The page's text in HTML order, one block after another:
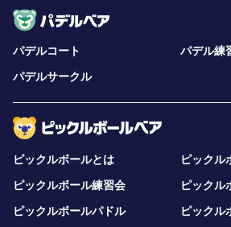
パデルコート
パデル練
パデルサークル
ピックルボールとは
ピックル
ピックルボール練習会
ピックル
ピックルボールパドル
ピックル